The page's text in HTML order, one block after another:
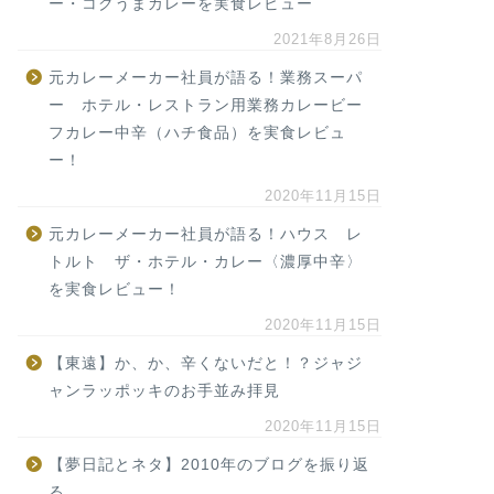
ー・コクうまカレーを実食レビュー
2021年8月26日
元カレーメーカー社員が語る！業務スーパ
ー ホテル・レストラン用業務カレービー
フカレー中辛（ハチ食品）を実食レビュ
ー！
2020年11月15日
元カレーメーカー社員が語る！ハウス レ
トルト ザ・ホテル・カレー〈濃厚中辛〉
を実食レビュー！
2020年11月15日
【東遠】か、か、辛くないだと！？ジャジ
ャンラッポッキのお手並み拝見
2020年11月15日
【夢日記とネタ】2010年のブログを振り返